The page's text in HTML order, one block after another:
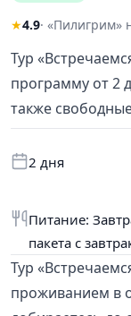
★4.9· «Пилигрим»
Тур
программу от 2
также
2 дня
Питание:
пакета с
Тур
проживанием в